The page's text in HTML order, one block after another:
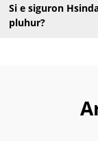
Si e siguron
pluhur?